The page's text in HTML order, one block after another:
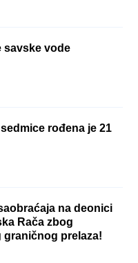
savske vode
rođena je 21
na deonici
Rača zbog
graničnog prelaza!